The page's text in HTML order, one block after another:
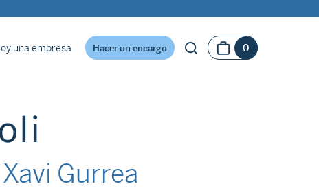
una empresa Hacer un encargo 0
Xavi Gurrea